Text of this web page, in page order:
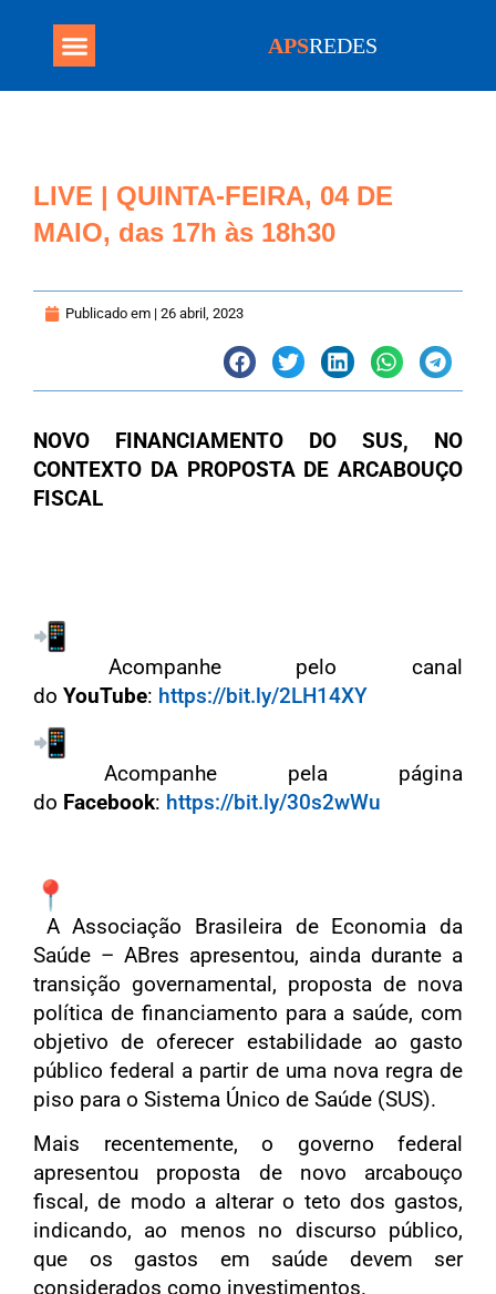
APSREDES
LIVE | QUINTA-FEIRA, 04 DE
MAIO, das 17h às 18h30
Publicado em | 26 abril, 2023
NOVO FINANCIAMENTO DO SUS, NO
CONTEXTO DA PROPOSTA DE ARCABOUÇO
FISCAL
Acompanhe pelo canal
do YouTube: https://bit.ly/2LH14XY
Acompanhe pela página
do Facebook: https://bit.ly/30s2wWu
A Associação Brasileira de Economia da
Saúde – ABres apresentou, ainda durante a
transição governamental, proposta de nova
política de financiamento para a saúde, com
objetivo de oferecer estabilidade ao gasto
público federal a partir de uma nova regra de
piso para o Sistema Único de Saúde (SUS).
Mais recentemente, o governo federal
apresentou proposta de novo arcabouço
fiscal, de modo a alterar o teto dos gastos,
indicando, ao menos no discurso público,
que os gastos em saúde devem ser
considerados como investimentos.